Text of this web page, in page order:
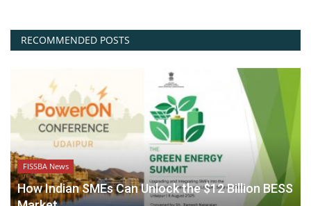
RECOMMENDED POSTS
FISSBA News
How Indian SMEs Can Unlock the $12 Billion BESS